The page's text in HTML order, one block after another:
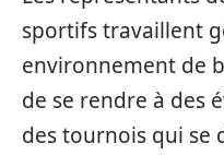
sportifs travaillent
environnement de
de se rendre à des
des tournois qui se